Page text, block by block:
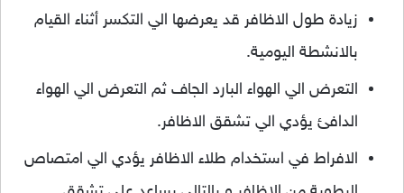
زيادة طول الاظافر قد يعرضها الي التكسر أثناء القيام
بالانشطة اليومية.
التعرض الي الهواء البارد الجاف ثم التعرض الي الهواء
الدافئ يؤدي الي تشقق الاظافر.
الافراط في استخدام طلاء الاظافر يؤدي الي امتصاص